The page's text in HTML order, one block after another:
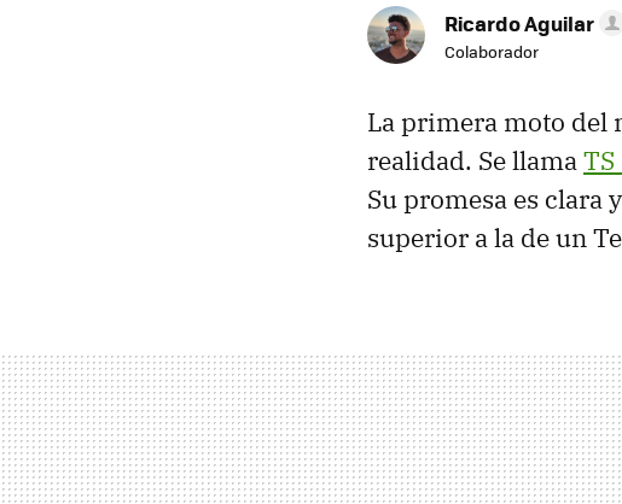
Ricardo Aguilar
Colaborador
La primera moto del
realidad. Se llama
Su promesa es
superior a la de un